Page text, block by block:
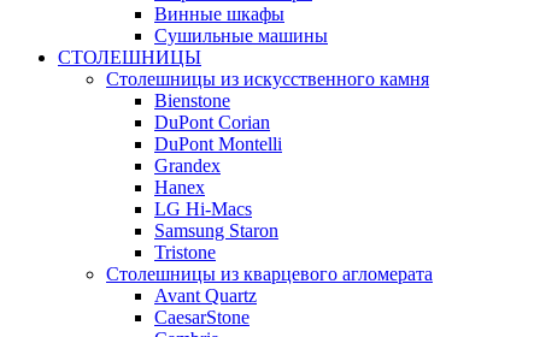
Винные шкафы
Сушильные машины
СТОЛЕШНИЦЫ
Столешницы из искусственного камня
Bienstone
DuPont Corian
DuPont Montelli
Grandex
Hanex
LG Hi-Macs
Samsung Staron
Tristone
Столешницы из кварцевого агломерата
Avant Quartz
CaesarStone